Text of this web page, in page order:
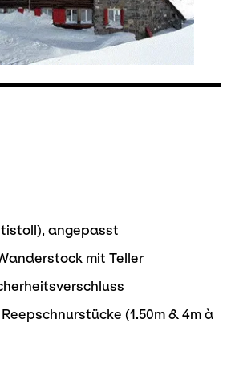
angepasst
mit Teller
(1.50m & 4m à